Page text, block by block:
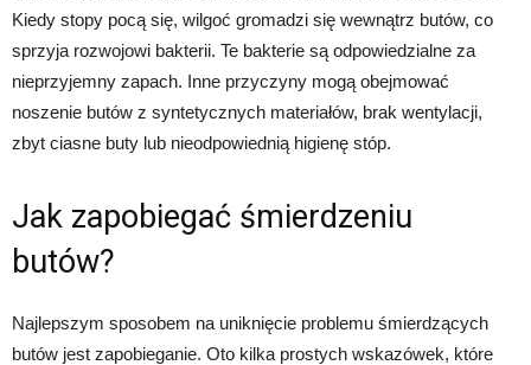
Kiedy stopy pocą się, wilgoć gromadzi się wewnątrz butów, co
sprzyja rozwojowi bakterii. Te bakterie są odpowiedzialne za
nieprzyjemny zapach. Inne przyczyny mogą obejmować
noszenie butów z syntetycznych materiałów, brak wentylacji,
zbyt ciasne buty lub nieodpowiednią higienę stóp.
Jak zapobiegać śmierdzeniu
butów?
Najlepszym sposobem na uniknięcie problemu śmierdzących
butów jest zapobieganie. Oto kilka prostych wskazówek, które